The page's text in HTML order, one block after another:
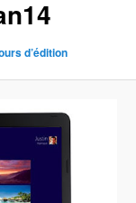
d’édition